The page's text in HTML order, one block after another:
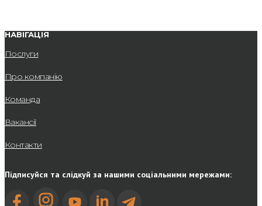
НАВІГАЦІЯ
Послуги
Про компанію
Команда
Вакансії
Контакти
Підписуйся та слідкуй за нашими соціальними мережами: